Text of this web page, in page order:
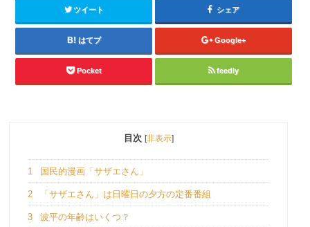
ツイート シェア
はてブ Google+
Pocket feedly
目次 [非表示]
1 国民的漫画「サザエさん」
2 「サザエさん」は日曜日の夕方の定番番組
3 波平の年齢はいくつ？